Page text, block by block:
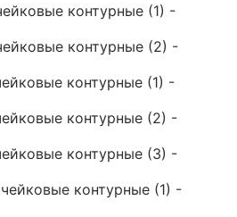
контурные (1) -
контурные (2) -
контурные (1) -
контурные (2) -
контурные (3) -
контурные (1) -